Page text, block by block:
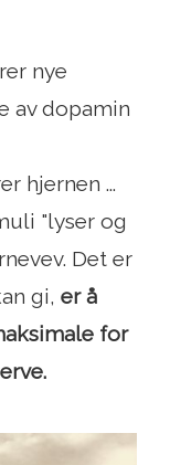
nye
av dopamin
hjernen ...
"lyser og
Det er
gi, er å
for